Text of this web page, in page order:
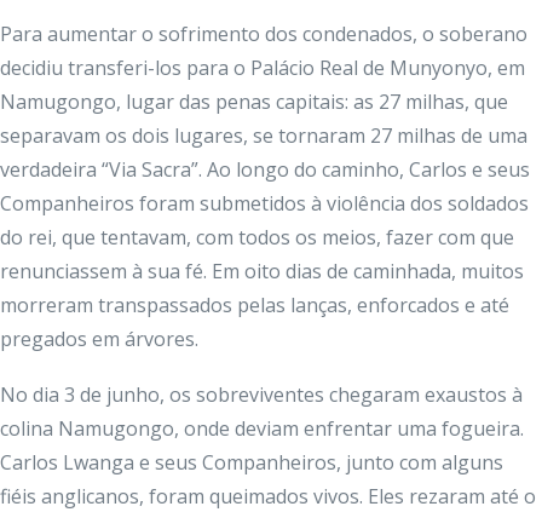
Para aumentar o sofrimento dos condenados, o soberano
decidiu transferi-los para o Palácio Real de Munyonyo, em
Namugongo, lugar das penas capitais: as 27 milhas, que
separavam os dois lugares, se tornaram 27 milhas de uma
verdadeira “Via Sacra”. Ao longo do caminho, Carlos e seus
Companheiros foram submetidos à violência dos soldados
do rei, que tentavam, com todos os meios, fazer com que
renunciassem à sua fé. Em oito dias de caminhada, muitos
morreram transpassados pelas lanças, enforcados e até
pregados em árvores.
No dia 3 de junho, os sobreviventes chegaram exaustos à
colina Namugongo, onde deviam enfrentar uma fogueira.
Carlos Lwanga e seus Companheiros, junto com alguns
fiéis anglicanos, foram queimados vivos. Eles rezaram até o